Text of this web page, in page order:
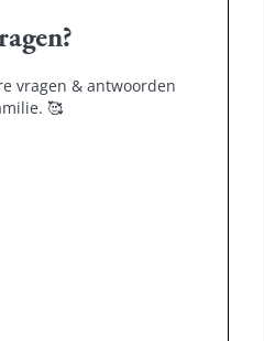
vragen & antwoorden
🥰